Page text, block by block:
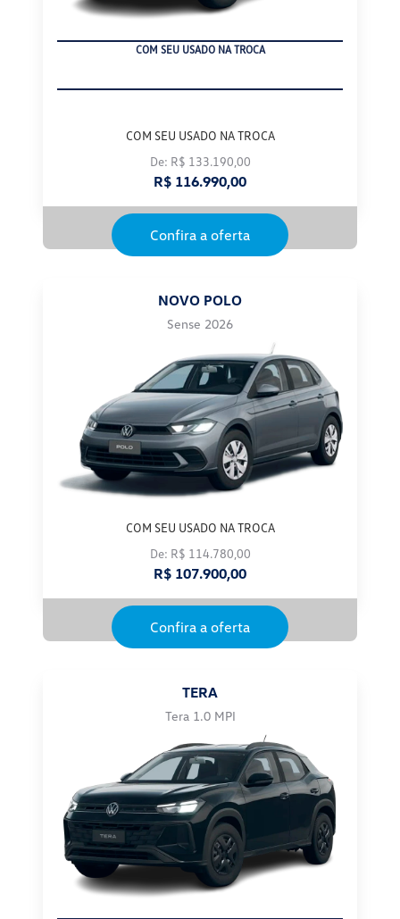
COM SEU USADO NA TROCA
COM SEU USADO NA TROCA
De: R$ 133.190,00
R$ 116.990,00
Confira a oferta
NOVO POLO
Sense 2026
COM SEU USADO NA TROCA
De: R$ 114.780,00
R$ 107.900,00
Confira a oferta
TERA
Tera 1.0 MPI